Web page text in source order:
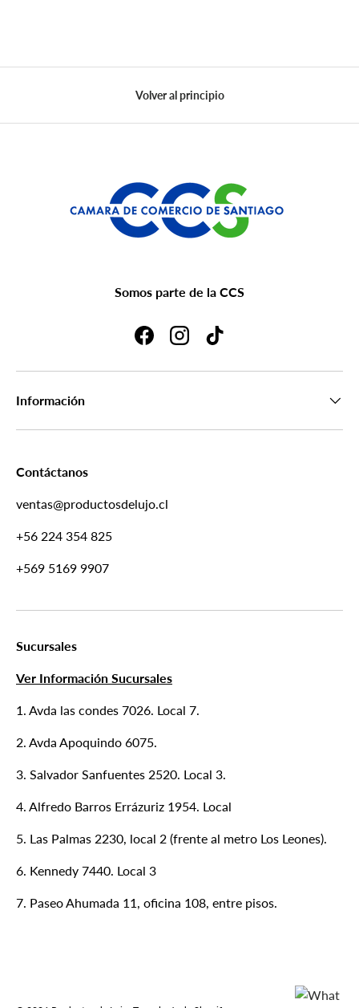
Volver al principio
Somos parte de la CCS
FacebookInstagramTikTok
Información
Contáctanos
ventas@productosdelujo.cl
+56 224 354 825
+569 5169 9907
Sucursales
Ver Información Sucursales
1. Avda las condes 7026. Local 7.
2. Avda Apoquindo 6075.
3. Salvador Sanfuentes 2520. Local 3.
4. Alfredo Barros Errázuriz 1954. Local
5. Las Palmas 2230, local 2 (frente al metro Los Leones).
6. Kennedy 7440. Local 3
7. Paseo Ahumada 11, oficina 108, entre pisos.